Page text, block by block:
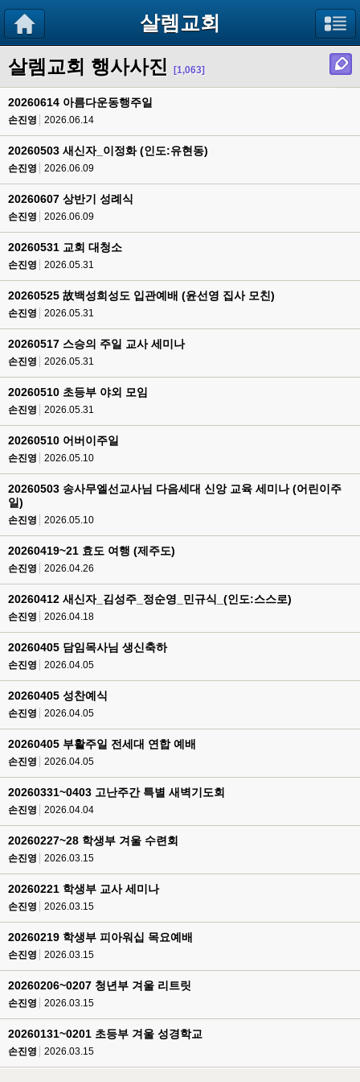
살렘교회
살렘교회 행사사진 [1,063]
20260614 아름다운동행주일
손진영 2026.06.14
20260503 새신자_이정화 (인도:유현동)
손진영 2026.06.09
20260607 상반기 성례식
손진영 2026.06.09
20260531 교회 대청소
손진영 2026.05.31
20260525 故백성희성도 입관예배 (윤선영 집사 모친)
손진영 2026.05.31
20260517 스승의 주일 교사 세미나
손진영 2026.05.31
20260510 초등부 야외 모임
손진영 2026.05.31
20260510 어버이주일
손진영 2026.05.10
20260503 송사무엘선교사님 다음세대 신앙 교육 세미나 (어린이주
일)
손진영 2026.05.10
20260419~21 효도 여행 (제주도)
손진영 2026.04.26
20260412 새신자_김성주_정순영_민규식_(인도:스스로)
손진영 2026.04.18
20260405 담임목사님 생신축하
손진영 2026.04.05
20260405 성찬예식
손진영 2026.04.05
20260405 부활주일 전세대 연합 예배
손진영 2026.04.05
20260331~0403 고난주간 특별 새벽기도회
손진영 2026.04.04
20260227~28 학생부 겨울 수련회
손진영 2026.03.15
20260221 학생부 교사 세미나
손진영 2026.03.15
20260219 학생부 피아워십 목요예배
손진영 2026.03.15
20260206~0207 청년부 겨울 리트릿
손진영 2026.03.15
20260131~0201 초등부 겨울 성경학교
손진영 2026.03.15